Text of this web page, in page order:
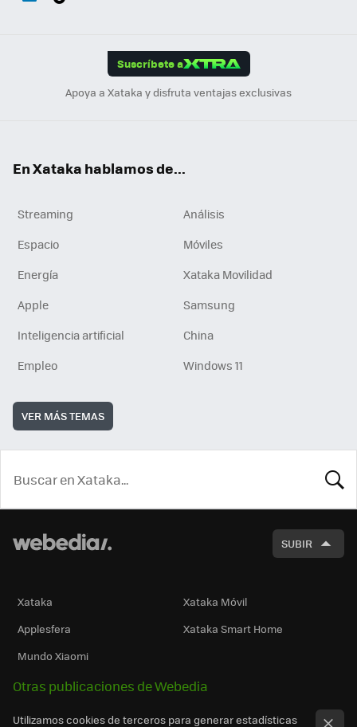
Suscríbete a
Apoya a Xataka y disfruta ventajas exclusivas
En Xataka hablamos de...
Streaming
Análisis
Espacio
Móviles
Energía
Xataka Movilidad
Apple
Samsung
Inteligencia artificial
China
Empleo
Windows 11
VER MÁS TEMAS
SUBIR
Xataka
Xataka Móvil
Applesfera
Xataka Smart Home
Mundo Xiaomi
Otras publicaciones de Webedia
Utilizamos cookies de terceros para generar estadísticas